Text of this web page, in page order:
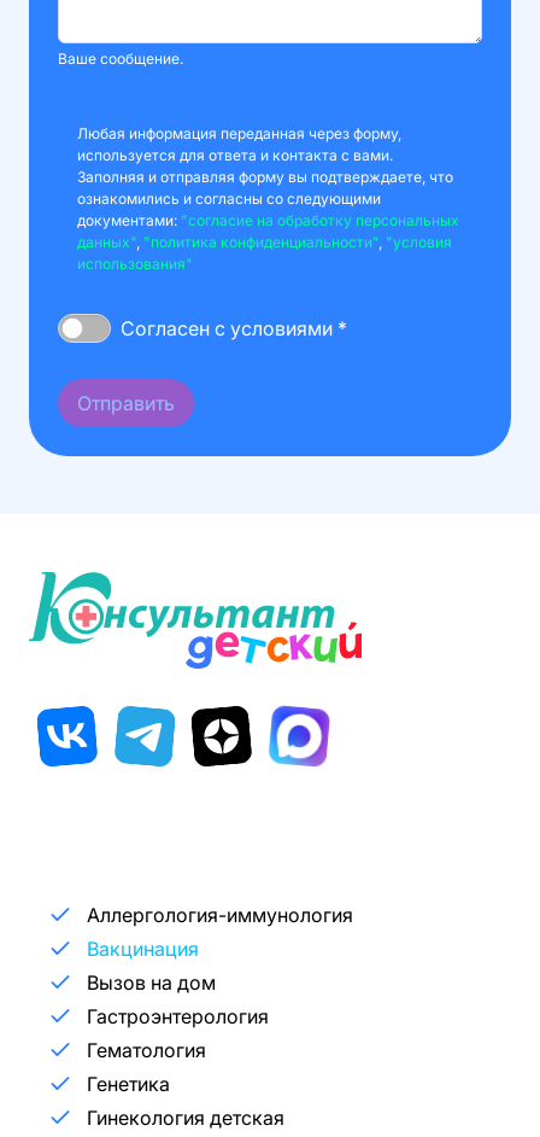
Ваше сообщение.
Любая информация переданная через форму,
используется для ответа и контакта с вами.
Заполняя и отправляя форму вы подтверждаете, что
ознакомились и согласны со следующими
документами: "согласие на обработку персональных
данных" "политика конфиденциальности" "условия
использования"
Согласен с условиями *
Отправить
Аллергология-иммунология
Вакцинация
Вызов на дом
Гастроэнтерология
Гематология
Генетика
Гинекология детская